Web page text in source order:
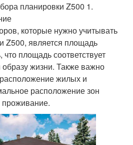
планировки Z500 1.
которые нужно учитывать
Z500, является площадь
площадь соответствует
жизни. Также важно
жилых и
расположение зон